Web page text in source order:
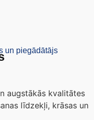
un piegādātājs
augstākās kvalitātes
līdzekļi, krāsas un